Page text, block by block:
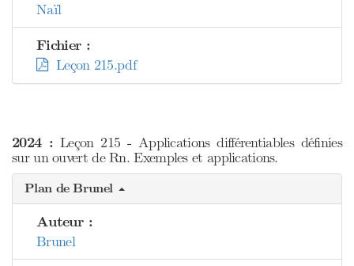
Naïl
Fichier :
Leçon 215.pdf
2024 : Leçon 215 - Applications différentiables définies
sur un ouvert de Rn. Exemples et applications.
Plan de Brunel
Auteur :
Brunel